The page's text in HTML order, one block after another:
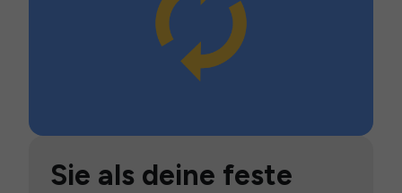
Sie als deine feste